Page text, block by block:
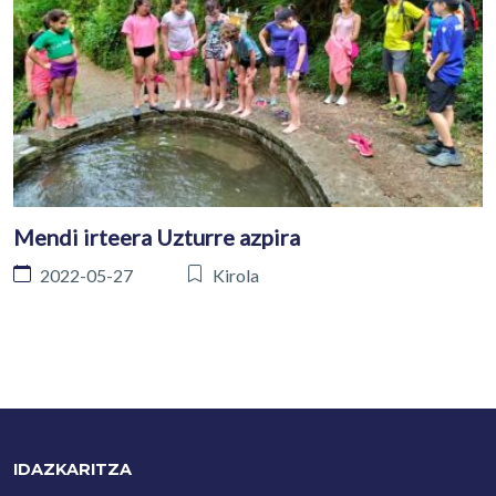
Mendi irteera Uzturre azpira
2022-05-27 Kirola
IDAZKARITZA